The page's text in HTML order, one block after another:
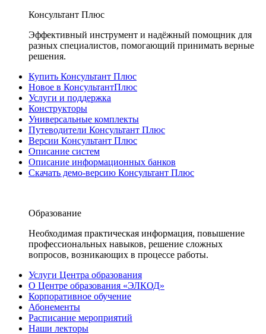
Консультант Плюс
Эффективный инструмент и надёжный помощник для
разных специалистов, помогающий принимать верные
решения.
Купить Консультант Плюс
Новое в КонсультантПлюс
Услуги и поддержка
Конструкторы
Универсальные комплекты
Путеводители Консультант Плюс
Версии Консультант Плюс
Описание систем
Описание информационных банков
Скачать демо-версию Консультант Плюс
Образование
Необходимая практическая информация, повышение
профессиональных навыков, решение сложных
вопросов, возникающих в процессе работы.
Услуги Центра образования
О Центре образования «ЭЛКОД»
Корпоративное обучение
Абонементы
Расписание мероприятий
Наши лекторы